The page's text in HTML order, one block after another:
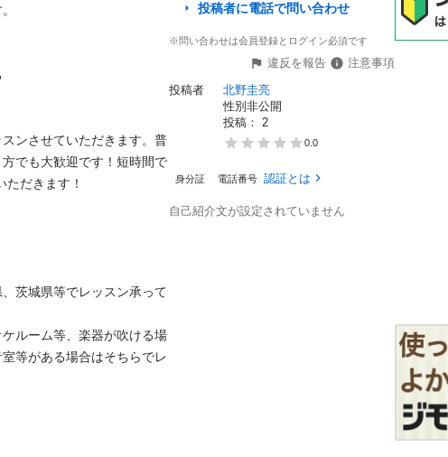
ンさせていただきます。普
でも大歓迎です！短時間で
だきます！
茨城県等でレッスン承って
ルーム等、楽器が吹ける場
等がある場合はそちらでレ
投稿者に電話で問い合わせ
※問い合わせは会員登録とログイン必須です
違反を報告
注意事項
投稿者
北野圭亮
性別非公開
投稿： 2
0.0
身分証 電話番号 認証とは
自己紹介文が設定されていません